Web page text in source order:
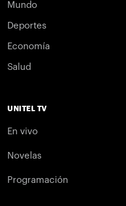
Mundo
Deportes
Economía
Salud
UNITEL TV
En vivo
Novelas
Programación